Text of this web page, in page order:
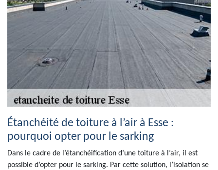
Étanchéité de toiture à l’air à Esse :
pourquoi opter pour le sarking
Dans le cadre de l’étanchéification d’une toiture à l’air, il est
possible d’opter pour le sarking. Par cette solution, l’isolation se